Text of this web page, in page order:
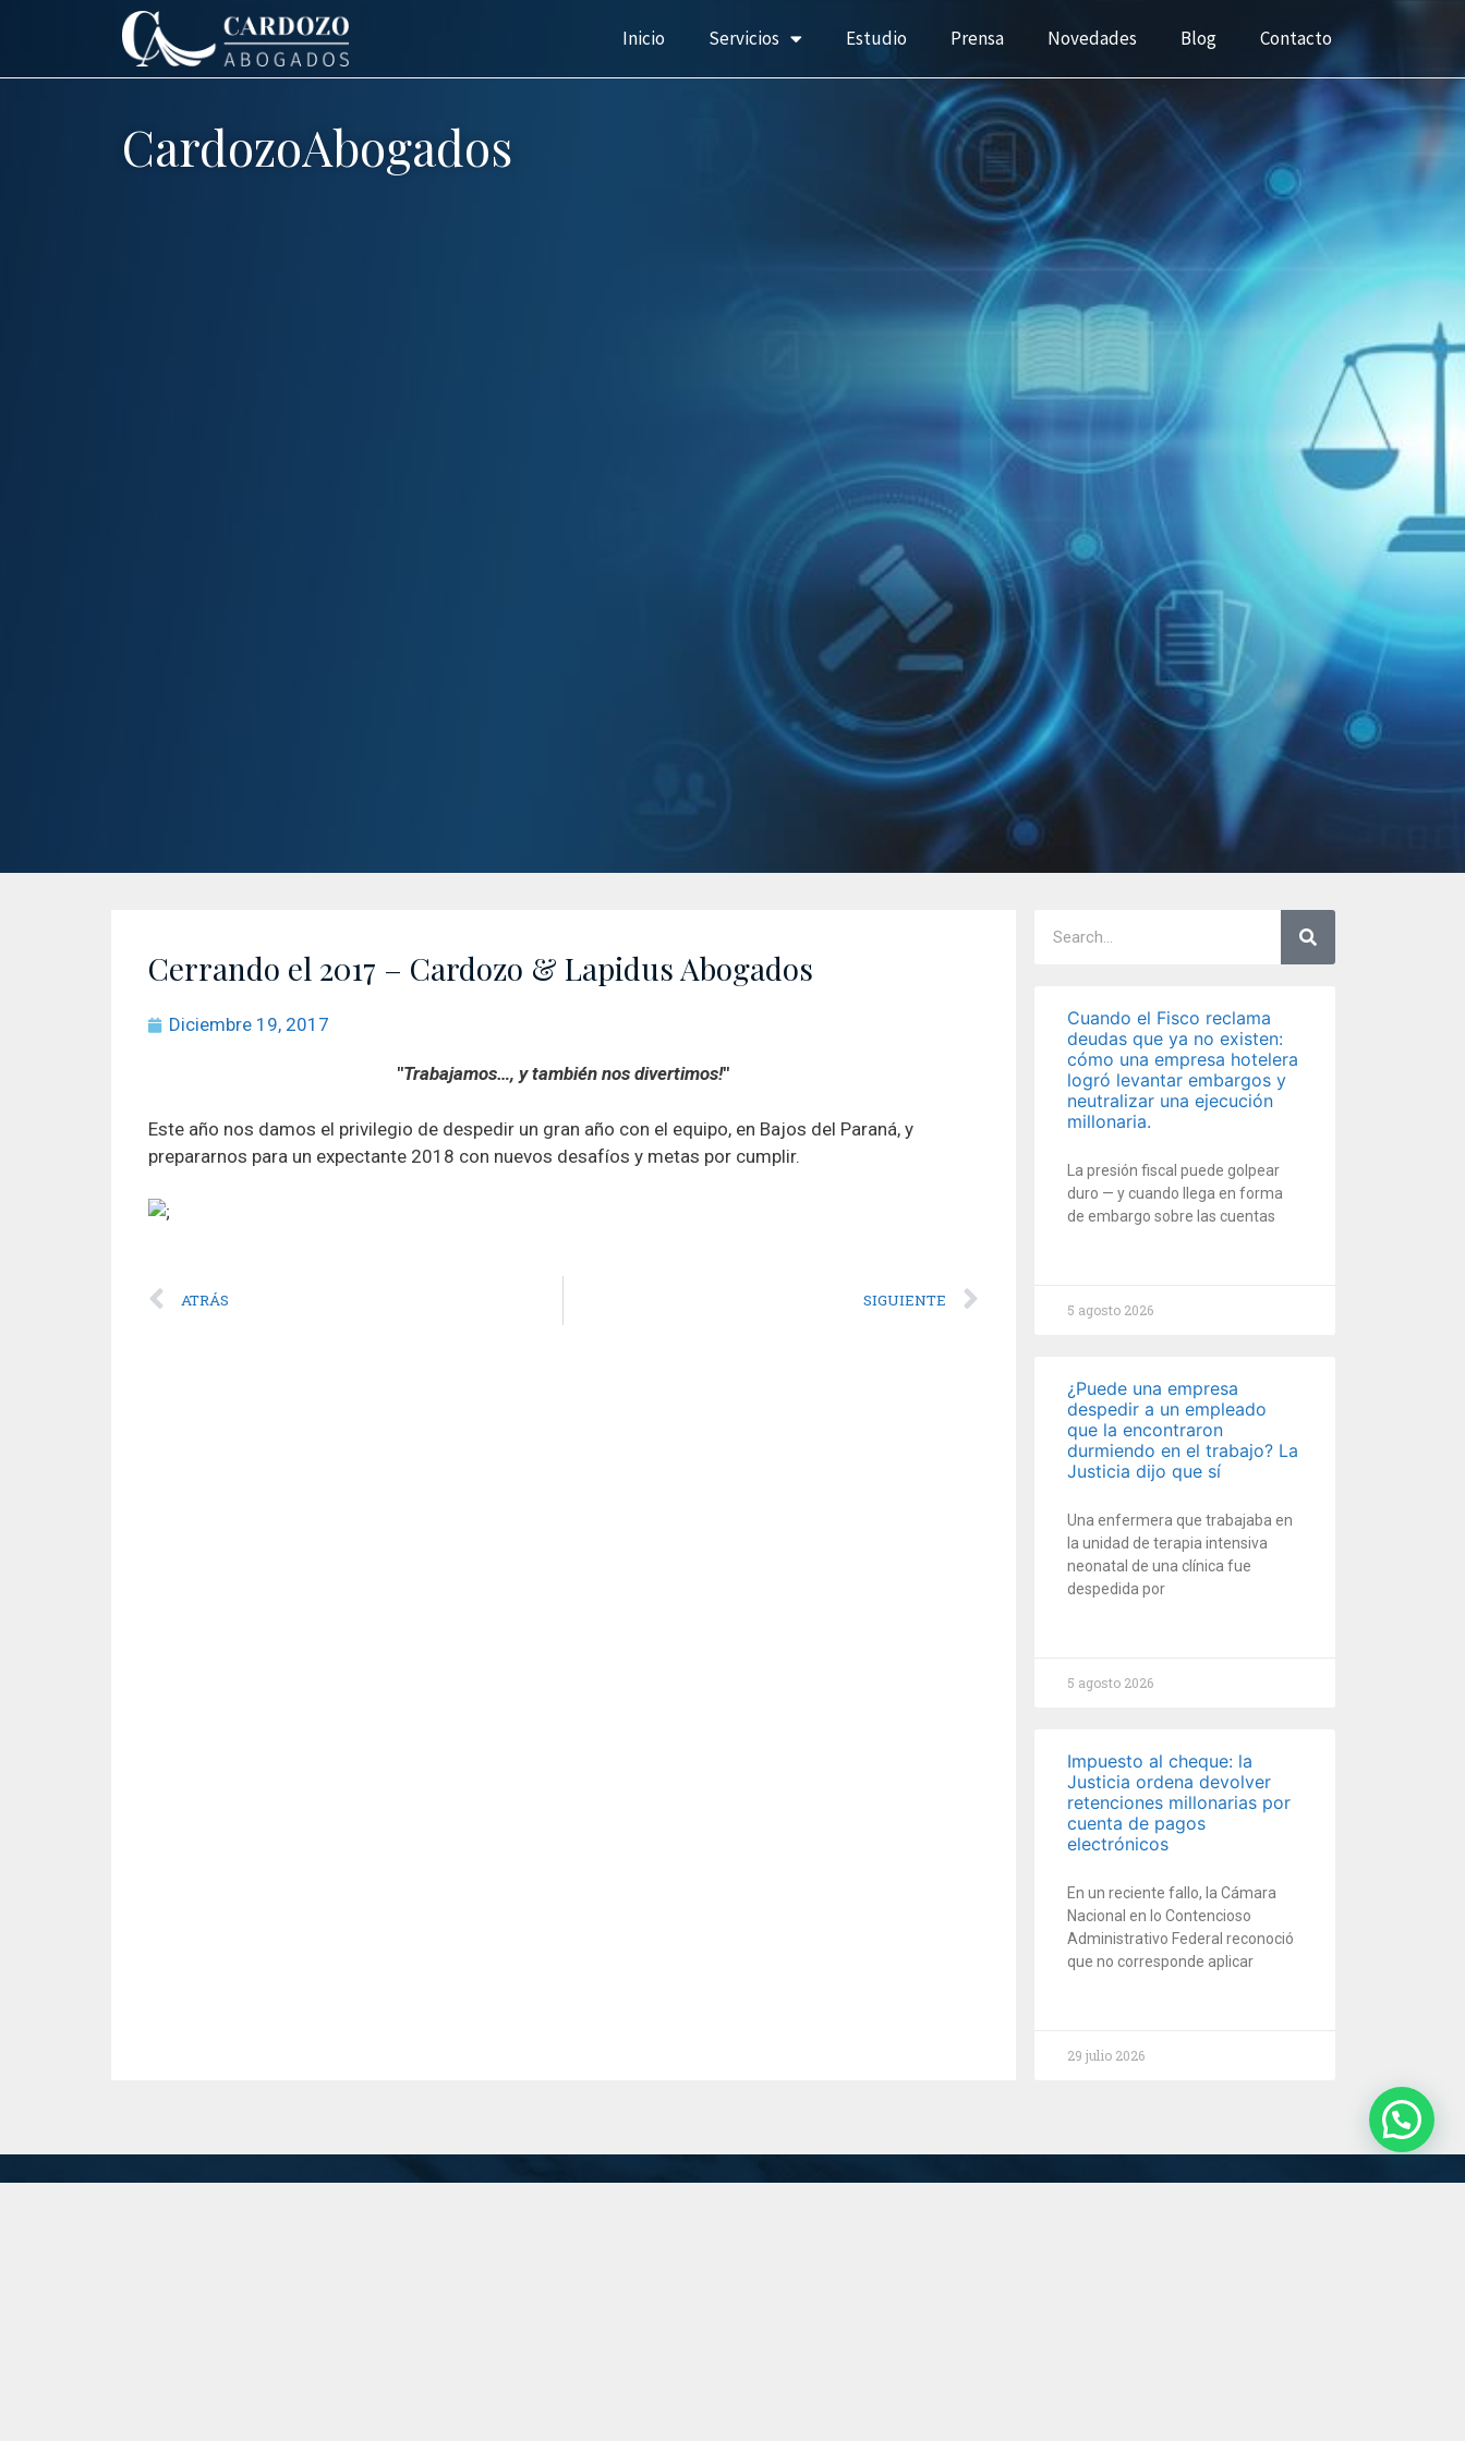
Inicio Servicios Estudio Prensa Novedades Blog Contacto
CardozoAbogados
Cerrando el 2017 – Cardozo & Lapidus Abogados
Diciembre 19, 2017
"Trabajamos…, y también nos divertimos!"
Este año nos damos el privilegio de despedir un gran año con el equipo, en Bajos del Paraná, y
prepararnos para un expectante 2018 con nuevos desafíos y metas por cumplir.
ATRÁS SIGUIENTE
Cuando el Fisco reclama
deudas que ya no existen:
cómo una empresa hotelera
logró levantar embargos y
neutralizar una ejecución
millonaria.
La presión fiscal puede golpear
duro — y cuando llega en forma
de embargo sobre las cuentas
5 agosto 2026
¿Puede una empresa
despedir a un empleado
que la encontraron
durmiendo en el trabajo? La
Justicia dijo que sí
Una enfermera que trabajaba en
la unidad de terapia intensiva
neonatal de una clínica fue
despedida por
5 agosto 2026
Impuesto al cheque: la
Justicia ordena devolver
retenciones millonarias por
cuenta de pagos
electrónicos
En un reciente fallo, la Cámara
Nacional en lo Contencioso
Administrativo Federal reconoció
que no corresponde aplicar
29 julio 2026